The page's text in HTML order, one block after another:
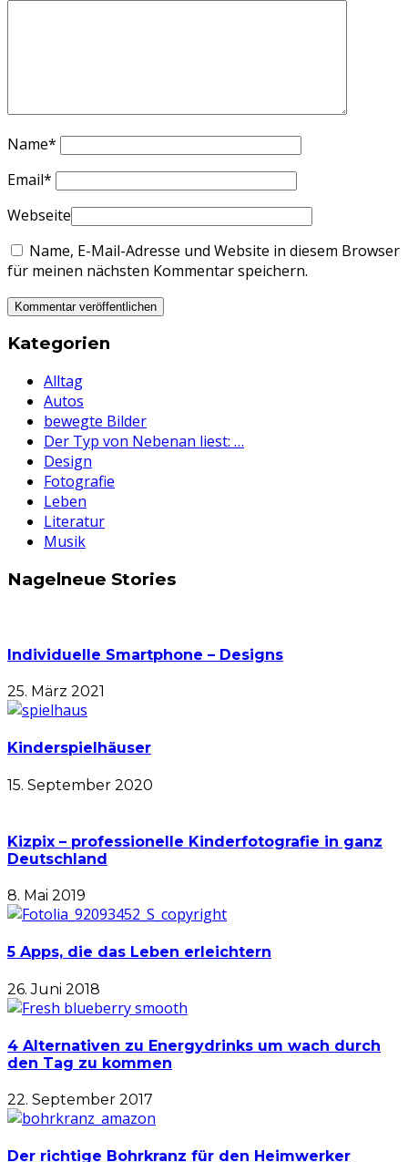
Name*
Email*
Webseite
Name, E-Mail-Adresse und Website in diesem Browser
für meinen nächsten Kommentar speichern.
Kategorien
Alltag
Autos
bewegte Bilder
Der Typ von Nebenan liest: …
Design
Fotografie
Leben
Literatur
Musik
Nagelneue Stories
Individuelle Smartphone – Designs
25. März 2021
Kinderspielhäuser
15. September 2020
Kizpix – professionelle Kinderfotografie in ganz
Deutschland
8. Mai 2019
5 Apps, die das Leben erleichtern
26. Juni 2018
4 Alternativen zu Energydrinks um wach durch
den Tag zu kommen
22. September 2017
Der richtige Bohrkranz für den Heimwerker